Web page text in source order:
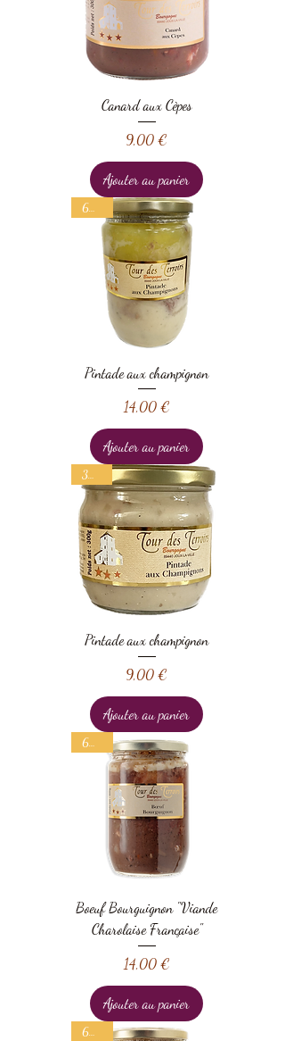
Canard aux Cèpes
Prix
9,00 €
Ajouter au panier
600 g
Pintade aux champignon
Prix
14,00 €
Ajouter au panier
300 g
Pintade aux champignon
Prix
9,00 €
Ajouter au panier
600 g
Boeuf Bourguignon "Viande
Charolaise Française"
Prix
14,00 €
Ajouter au panier
600 g